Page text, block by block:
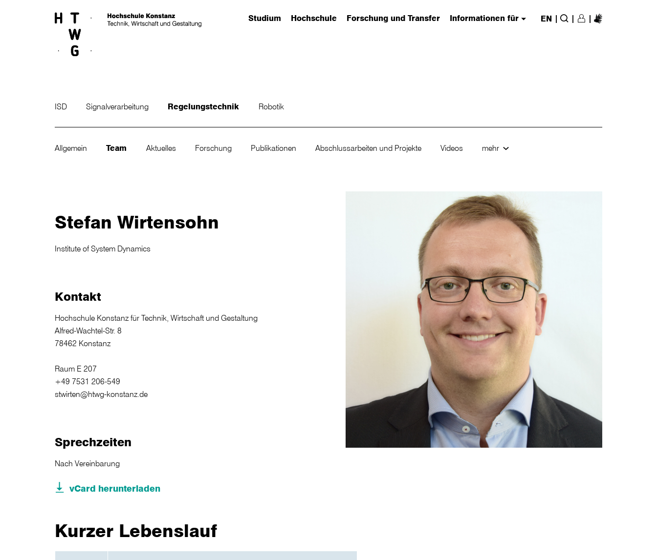
Studium
(has submenu)Hochschule
(has submenu)Forschung und Transfer
(has submenu) Informationen für
(has submenu) EN | Suche
| Login/Register
|
ISD Signalverarbeitung Regelungstechnik Robotik
Allgemein Team Aktuelles Forschung Publikationen Abschlussarbeiten und Projekte Videos mehr
Stefan Wirtensohn
Institute of System Dynamics
Kontakt
Hochschule Konstanz für Technik, Wirtschaft und Gestaltung
Alfred-Wachtel-Str. 8
78462 Konstanz
Raum E 207
+49 7531 206-549
stwirten@htwg-konstanz.de
Sprechzeiten
Nach Vereinbarung
vCard herunterladen
Kurzer Lebenslauf